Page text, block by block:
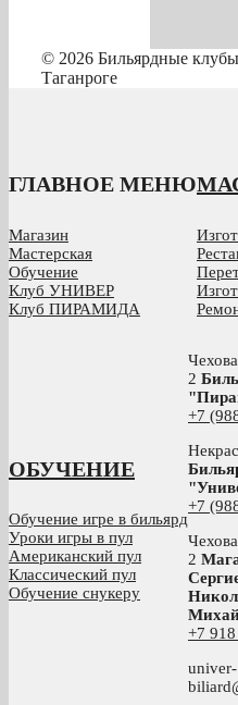
© 2026 Бильярдные
Таганроге
ГЛАВНОЕ МЕНЮ
Магазин
Мастерская
Обучение
Клуб УНИВЕР
Клуб ПИРАМИДА
ОБУЧЕНИЕ
Обучение игре в бильярд
Уроки игры в пул
Американский пул
Классический пул
Обучение снукеру
2
+7
+7
2
+7
univer-